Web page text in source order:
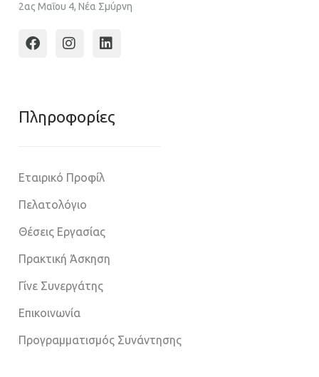
2ας Μαΐου 4, Νέα Σμύρνη
Πληροφoρίες
Εταιρικό Προφίλ
Πελατολόγιο
Θέσεις Εργασίας
Πρακτική Άσκηση
Γίνε Συνεργάτης
Επικοινωνία
Προγραμματισμός Συνάντησης